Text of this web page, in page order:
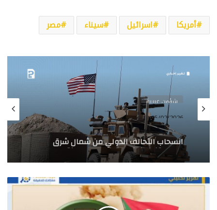
أمريكا اسرائيل سيناء مصر
شؤون عربية
05/02/2026
انسحاب التحالف الدولي من شمال شرق
سوريا: تفكيك قاعدة خراب الجير ونقل
المعدات إلى العراق
البرهان